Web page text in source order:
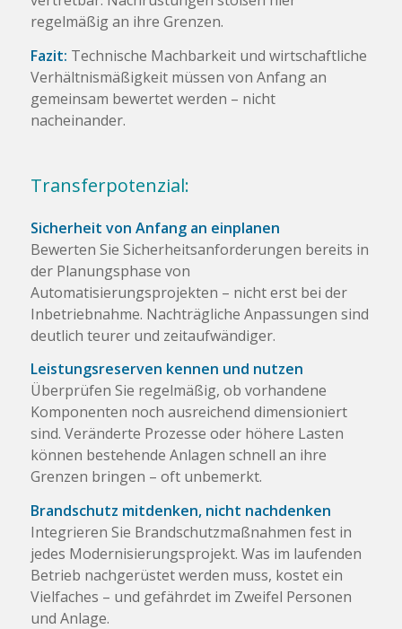
regelmäßig an ihre Grenzen.
Fazit: Technische Machbarkeit und wirtschaftliche
Verhältnismäßigkeit müssen von Anfang an
gemeinsam bewertet werden – nicht
nacheinander.
Transferpotenzial:
Sicherheit von Anfang an einplanen
Bewerten Sie Sicherheitsanforderungen bereits in
der Planungsphase von
Automatisierungsprojekten – nicht erst bei der
Inbetriebnahme. Nachträgliche Anpassungen sind
deutlich teurer und zeitaufwändiger.
Leistungsreserven kennen und nutzen
Überprüfen Sie regelmäßig, ob vorhandene
Komponenten noch ausreichend dimensioniert
sind. Veränderte Prozesse oder höhere Lasten
können bestehende Anlagen schnell an ihre
Grenzen bringen – oft unbemerkt.
Brandschutz mitdenken, nicht nachdenken
Integrieren Sie Brandschutzmaßnahmen fest in
jedes Modernisierungsprojekt. Was im laufenden
Betrieb nachgerüstet werden muss, kostet ein
Vielfaches – und gefährdet im Zweifel Personen
und Anlage.